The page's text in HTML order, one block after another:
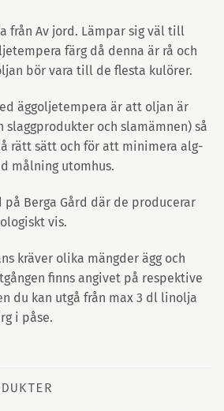
från Av jord. Lämpar sig väl till
färg då denna är rå och
bör vara till de flesta kulörer.
äggoljetempera är att oljan är
slaggprodukter och slamämnen) så
rätt sätt och för att minimera alg-
målning utomhus.
Berga Gård där de producerar
vis.
kräver olika mängder ägg och
finns angivet på respektive
du kan utgå från max 3 dl linolja
i påse.